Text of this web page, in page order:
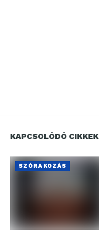
KAPCSOLÓDÓ CIKKEK
SZÓRAKOZÁS